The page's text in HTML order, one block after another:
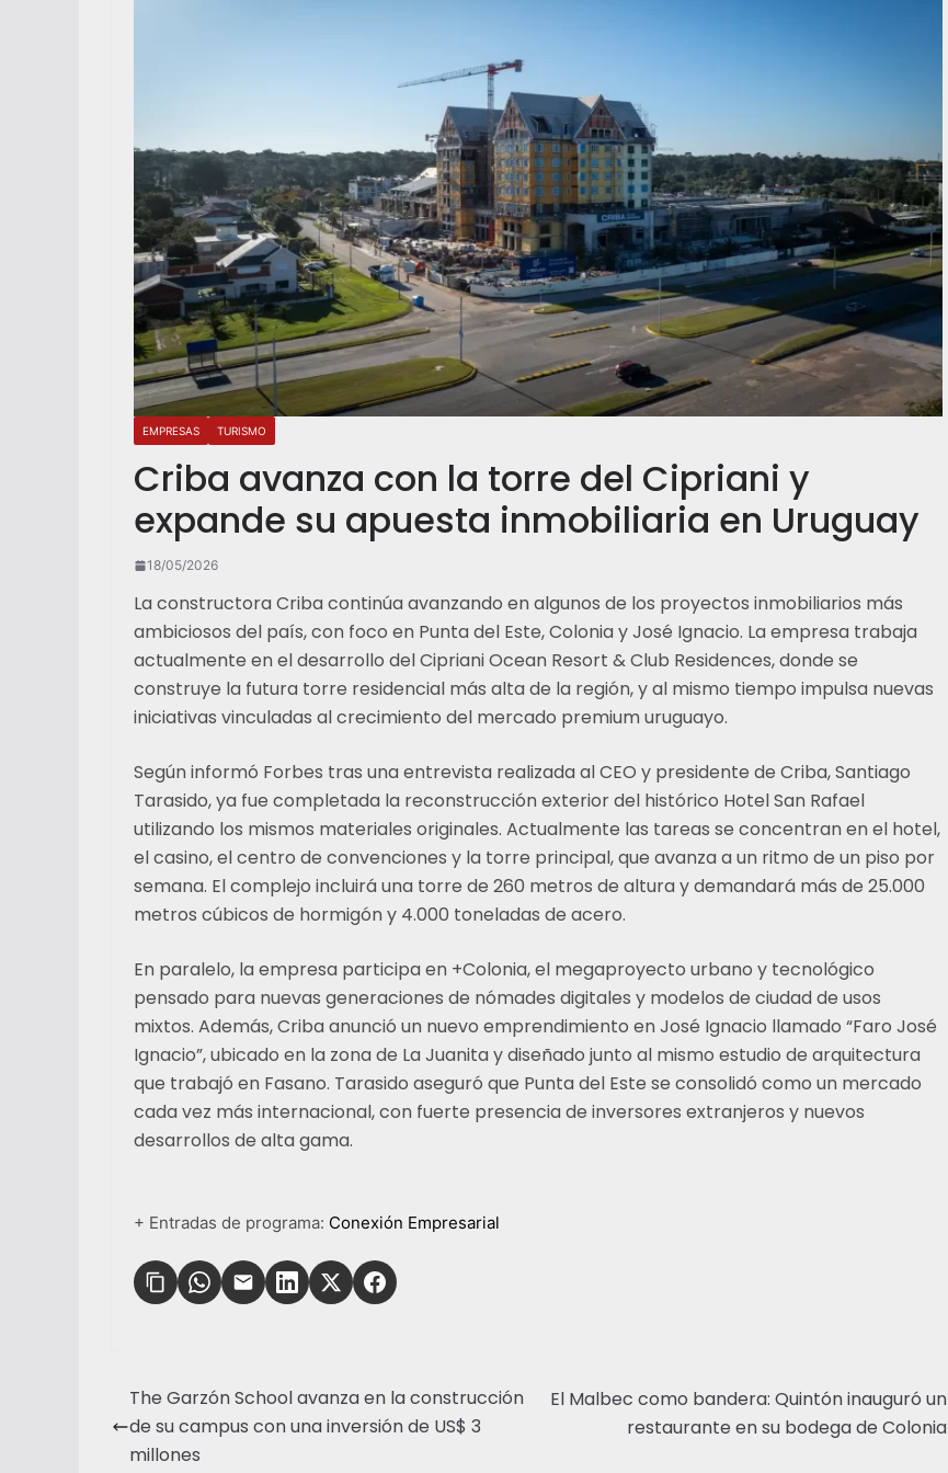
EMPRESAS TURISMO
Criba avanza con la torre del Cipriani y
expande su apuesta inmobiliaria en Uruguay
18/05/2026
La constructora Criba continúa avanzando en algunos de los proyectos inmobiliarios más
ambiciosos del país, con foco en Punta del Este, Colonia y José Ignacio. La empresa trabaja
actualmente en el desarrollo del Cipriani Ocean Resort & Club Residences, donde se
construye la futura torre residencial más alta de la región, y al mismo tiempo impulsa nuevas
iniciativas vinculadas al crecimiento del mercado premium uruguayo.
Según informó Forbes tras una entrevista realizada al CEO y presidente de Criba, Santiago
Tarasido, ya fue completada la reconstrucción exterior del histórico Hotel San Rafael
utilizando los mismos materiales originales. Actualmente las tareas se concentran en el hotel,
el casino, el centro de convenciones y la torre principal, que avanza a un ritmo de un piso por
semana. El complejo incluirá una torre de 260 metros de altura y demandará más de 25.000
metros cúbicos de hormigón y 4.000 toneladas de acero.
En paralelo, la empresa participa en +Colonia, el megaproyecto urbano y tecnológico
pensado para nuevas generaciones de nómades digitales y modelos de ciudad de usos
mixtos. Además, Criba anunció un nuevo emprendimiento en José Ignacio llamado “Faro José
Ignacio”, ubicado en la zona de La Juanita y diseñado junto al mismo estudio de arquitectura
que trabajó en Fasano. Tarasido aseguró que Punta del Este se consolidó como un mercado
cada vez más internacional, con fuerte presencia de inversores extranjeros y nuevos
desarrollos de alta gama.
+ Entradas de programa: Conexión Empresarial
The Garzón School avanza en la construcción
de su campus con una inversión de US$ 3
millones
El Malbec como bandera: Quintón inauguró un
restaurante en su bodega de Colonia